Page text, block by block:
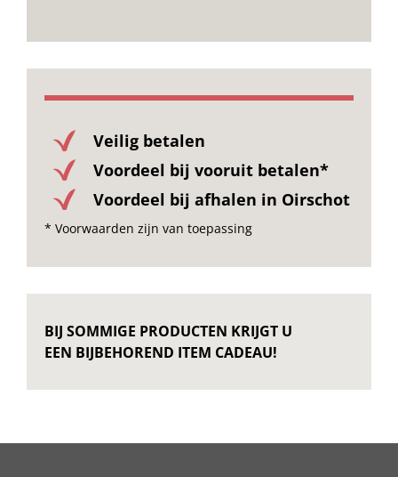
Veilig betalen
Voordeel bij vooruit betalen*
Voordeel bij afhalen in Oirschot
* Voorwaarden zijn van toepassing
BIJ SOMMIGE PRODUCTEN KRIJGT U
EEN BIJBEHOREND ITEM CADEAU!